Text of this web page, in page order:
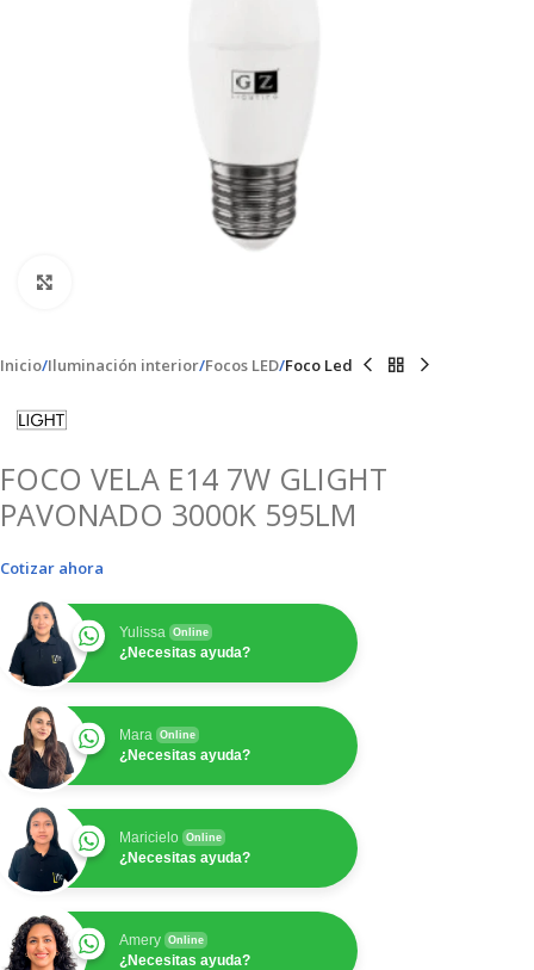
Inicio Iluminación interior Focos LED Foco Led
FOCO VELA E14 7W GLIGHT
PAVONADO 3000K 595LM
Cotizar ahora
Yulissa Online
¿Necesitas ayuda?
Mara Online
¿Necesitas ayuda?
Maricielo Online
¿Necesitas ayuda?
Amery Online
¿Necesitas ayuda?